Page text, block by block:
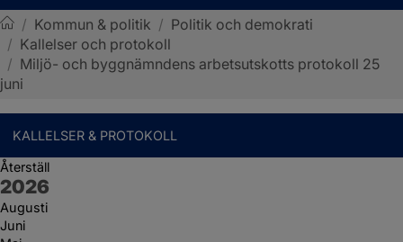
Sotenäs kommun
/ Kommun & politik / Politik och demokrati
/ Kallelser och protokoll
/ Miljö- och byggnämndens arbetsutskotts protokoll 25
juni
KALLELSER & PROTOKOLL
Återställ
År:
2026
Augusti
Juni